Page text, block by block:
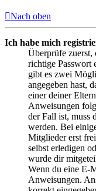
Nach oben
Ich habe mich
Überprüfe zuerst,
richtige Passwort
gibt es zwei
angegeben hast,
einer deiner
Anweisungen
der Fall ist, muss
werden. Bei
Mitglieder erst
selbst erledigen
wurde dir
Wenn du eine E-
Anweisungen.